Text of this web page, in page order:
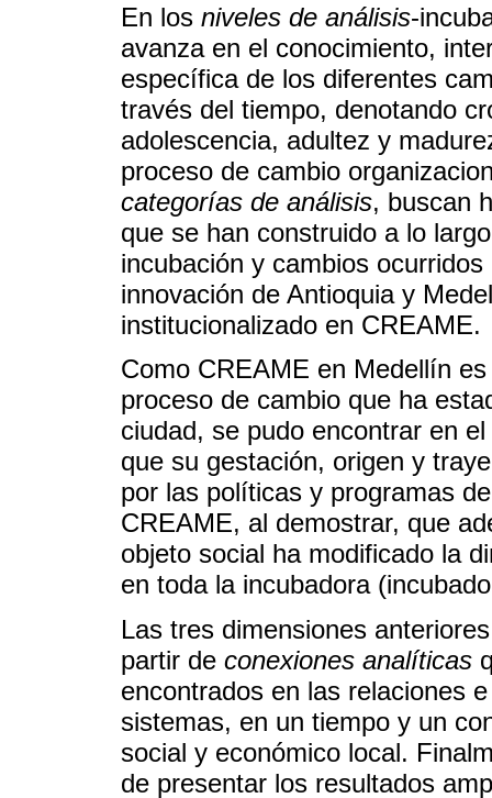
En los niveles de análisis-
avanza en el conocimiento,
específica de los diferentes
través del tiempo, denotando
adolescencia, adultez y
proceso de cambio
categorías de análisis, buscan
que se han construido a lo
incubación y cambios
innovación de Antioquia y
institucionalizado en CREAME.
Como CREAME en Medellín
proceso de cambio que ha
ciudad, se pudo encontrar en
que su gestación, origen y
por las políticas y programas
CREAME, al demostrar, que
objeto social ha modificado la
en toda la incubadora
Las tres dimensiones
partir de conexiones analíticas
encontrados en las relaciones
sistemas, en un tiempo y un
social y económico local.
de presentar los resultados